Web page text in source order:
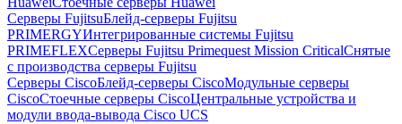
Серверы FujitsuБлейд-серверы Fujitsu
PRIMERGYИнтегрированные системы Fujitsu
PRIMEFLEXСерверы Fujitsu Primequest Mission CriticalСнятые
с производства серверы Fujitsu
Серверы CiscoБлейд-серверы CiscoМодульные серверы
CiscoСтоечные серверы CiscoЦентральные устройства и
модули ввода-вывода Cisco UCS